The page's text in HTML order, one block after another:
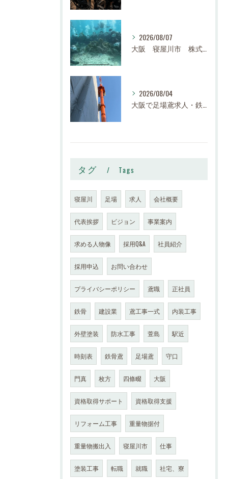
2026/08/07
2026/08/04
タグ Tags
寝屋川 足場 求人 会社概要
代表挨拶 ビジョン 事業案内
求める人物像 採用Q&A 社員紹介
採用申込 お問い合わせ
プライバシーポリシー 鳶職 正社員
鉄骨 建設業 鳶工事一式 内装工事
外壁塗装 防水工事 萱島 駅近
時刻表 鉄骨鳶 足場鳶 守口
門真 枚方 四條畷 大阪
資格取得サポート 資格取得支援
リフォーム工事 重量物据付
重量物搬出入 寝屋川市 仕事
塗装工事 転職 就職 社宅、寮